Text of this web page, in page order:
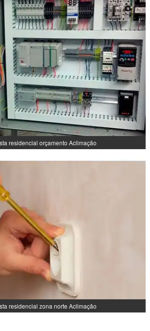
residencial orçamento Aclimação
residencial zona norte Aclimação